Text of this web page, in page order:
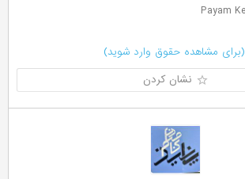
(برای مشاهده حقوق وارد شوید)
نشان کردن